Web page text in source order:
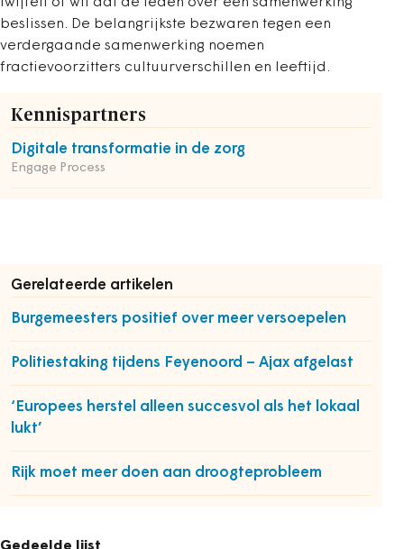
beslissen. De belangrijkste bezwaren tegen een
verdergaande samenwerking noemen
fractievoorzitters cultuurverschillen en leeftijd.
Kennispartners
Digitale transformatie in de zorg
Engage Process
Gerelateerde artikelen
Burgemeesters positief over meer versoepelen
Politiestaking tijdens Feyenoord – Ajax afgelast
‘Europees herstel alleen succesvol als het lokaal
lukt’
Rijk moet meer doen aan droogteprobleem